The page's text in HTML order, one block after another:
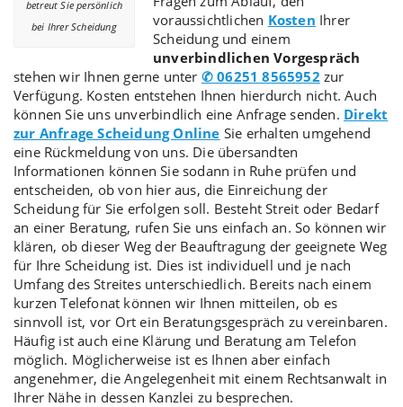
betreut Sie persönlich
bei Ihrer Scheidung
voraussichtlichen Kosten Ihrer
Scheidung und einem
unverbindlichen Vorgespräch
stehen wir Ihnen gerne unter ✆ 06251 8565952 zur
Verfügung. Kosten entstehen Ihnen hierdurch nicht. Auch
können Sie uns unverbindlich eine Anfrage senden. Direkt
zur Anfrage Scheidung Online Sie erhalten umgehend
eine Rückmeldung von uns. Die übersandten
Informationen können Sie sodann in Ruhe prüfen und
entscheiden, ob von hier aus, die Einreichung der
Scheidung für Sie erfolgen soll. Besteht Streit oder Bedarf
an einer Beratung, rufen Sie uns einfach an. So können wir
klären, ob dieser Weg der Beauftragung der geeignete Weg
für Ihre Scheidung ist. Dies ist individuell und je nach
Umfang des Streites unterschiedlich. Bereits nach einem
kurzen Telefonat können wir Ihnen mitteilen, ob es
sinnvoll ist, vor Ort ein Beratungsgespräch zu vereinbaren.
Häufig ist auch eine Klärung und Beratung am Telefon
möglich. Möglicherweise ist es Ihnen aber einfach
angenehmer, die Angelegenheit mit einem Rechtsanwalt in
Ihrer Nähe in dessen Kanzlei zu besprechen.